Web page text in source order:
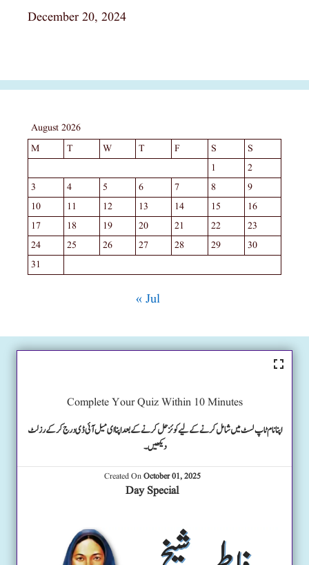
Date
December 20, 2024
August 2026
M
T W T F S
S
1
2
3
4 5 6 7 8
9
10
11 12 13 14 15
16
17
18 19 20 21 22
23
24
25 26 27 28 29
30
31
« Jul
Complete Your Quiz Within 10 Minutes
اپنا نام ٹاپ لسٹ میں شامل کرنے کے لیے کوئز حل کرنے کے بعد اپنا ای میل آئی ڈی درج کرکے رزلٹ
دیکھیں۔
Created OnOctober 01, 2025
Day Special